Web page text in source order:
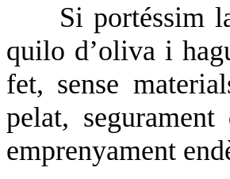
Si portéssim
quilo d’oliva i
fet, sense
pelat,
emprenyament